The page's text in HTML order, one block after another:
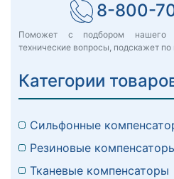
8-800-
Поможет с подбором нашего
технические вопросы, подскажет
Категории
Сильфонные
Резиновые
Тканевые компенсаторы